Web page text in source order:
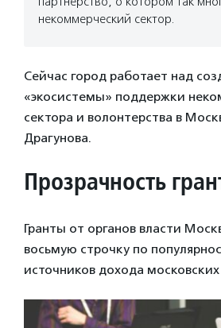
некоммерческий сектор.
Сейчас город работает над
«экосистемы» поддержки
сектора и волонтерства в
Драгунова.
Прозрачность
Гранты от органов власти
восьмую строчку по
источников дохода